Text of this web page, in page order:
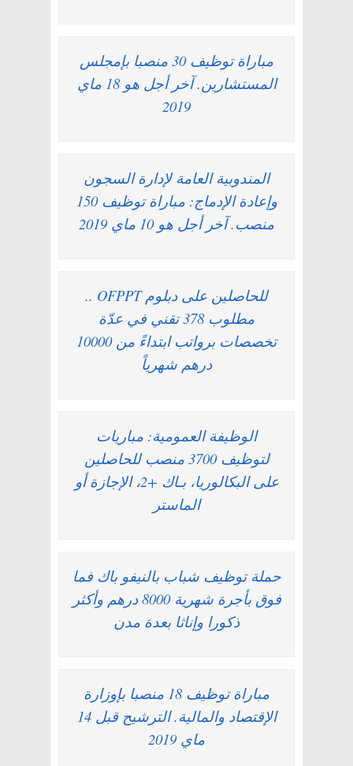
مباراة توظيف 30 منصبا بإمجلس
المستشارين. آخر أجل هو 18 ماي
2019
المندوبية العامة لإدارة السجون
وإعادة الإدماج: مباراة توظيف 150
منصب. آخر أجل هو 10 ماي 2019
للحاصلين على دبلوم OFPPT ..
مطلوب 378 تقني في عدّة
تخصصات برواتب ابتداءً من 10000
درهم شهرياً
الوظيفة العمومية: مباريات
لتوظيف 3700 منصب للحاصلين
على البكالوريا، بـاك +2، الإجازة أو
الماستر
حملة توظيف شباب بالنيفو باك فما
فوق بأجرة شهرية 8000 درهم وأكثر
ذكورا وإناثا بعدة مدن
مباراة توظيف 18 منصبا بإوزارة
الإقتصاد والمالية. الترشيح قبل 14
ماي 2019